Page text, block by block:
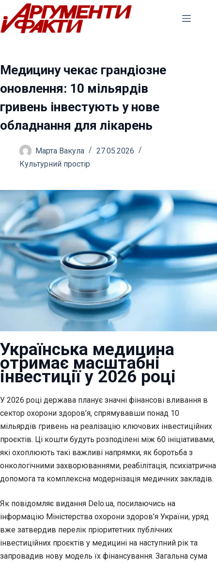
Перейти
до
вмісту
Медицину чекає грандіозне
оновлення: 10 мільярдів
гривень інвестують у нове
обладнання для лікарень
Марта Вакула
27.05.2026
Культурний простір
Українська медицина
отримає масштабні
інвестиції у 2026 році
У 2026 році держава планує значні фінансові вливання в
сектор охорони здоров’я, спрямувавши понад 10
мільярдів гривень на реалізацію ключових інвестиційних
проєктів. Ці кошти будуть розподілені між 60 ініціативами,
які охоплюють такі важливі напрямки, як боротьба з
онкологічними захворюваннями, реабілітація, психіатрична
допомога та комплексна модернізація медичних закладів.
Як повідомляє видання Delo.ua, посилаючись на
інформацію Міністерства охорони здоров’я України, уряд
вже затвердив перелік пріоритетних публічних
інвестиційних проєктів у медицині на наступний рік та
запровадив нову модель їх фінансування. Загальна сума